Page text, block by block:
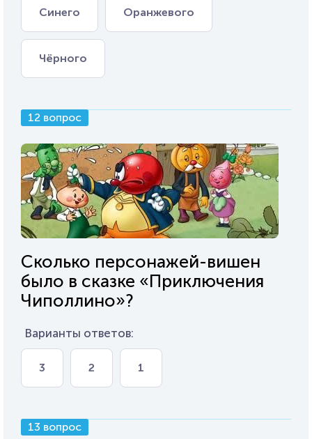
Синего Оранжевого
Чёрного
12 вопрос
Сколько персонажей-вишен
было в сказке «Приключения
Чиполлино»?
Варианты ответов:
3 2 1
13 вопрос